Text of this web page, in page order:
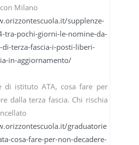
Milano
supplenze-
tra-pochi-giorni-le-nomine-da-
di-terza-fascia-i-posti-liberi-
in-aggiornamento/
di istituto ATA, cosa fare per
dalla terza fascia. Chi rischia
graduatorie
cosa-fare-per-non-decadere-